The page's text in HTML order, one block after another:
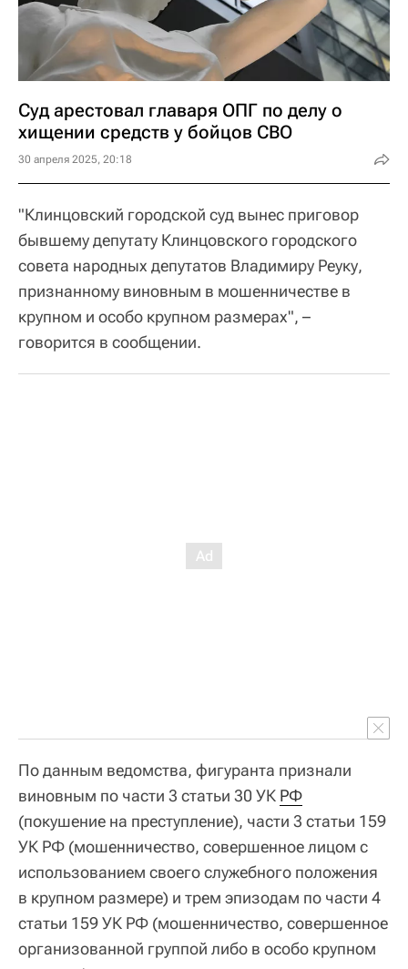
Суд арестовал главаря ОПГ по делу о
хищении средств у бойцов СВО
30 апреля 2025, 20:18
"Клинцовский городской суд вынес приговор
бывшему депутату Клинцовского городского
совета народных депутатов Владимиру Реуку,
признанному виновным в мошенничестве в
крупном и особо крупном размерах", –
говорится в сообщении.
По данным ведомства, фигуранта признали
виновным по части 3 статьи 30 УК РФ
(покушение на преступление), части 3 статьи 159
УК РФ (мошенничество, совершенное лицом с
использованием своего служебного положения
в крупном размере) и трем эпизодам по части 4
статьи 159 УК РФ (мошенничество, совершенное
организованной группой либо в особо крупном